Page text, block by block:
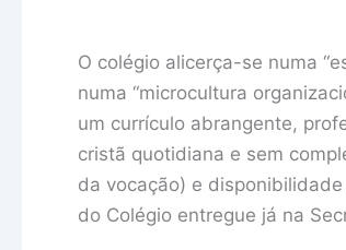
O colégio alicerça-se numa
numa “microcultura
um currículo abrangente,
cristã quotidiana e sem
da vocação) e
do Colégio entregue já na